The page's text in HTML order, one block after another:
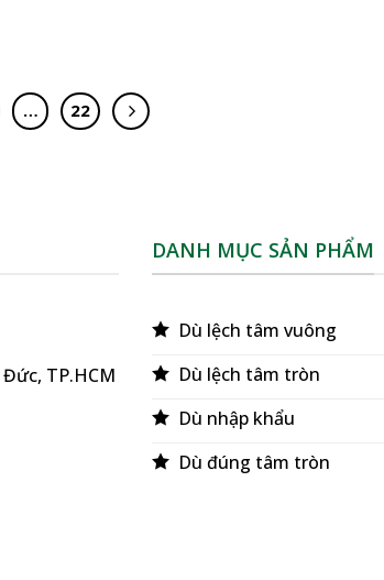
… 22
TP.HCM
DANH MỤC SẢN PHẨM
Dù lệch tâm vuông
Dù lệch tâm tròn
Dù nhập khẩu
Dù đúng tâm tròn